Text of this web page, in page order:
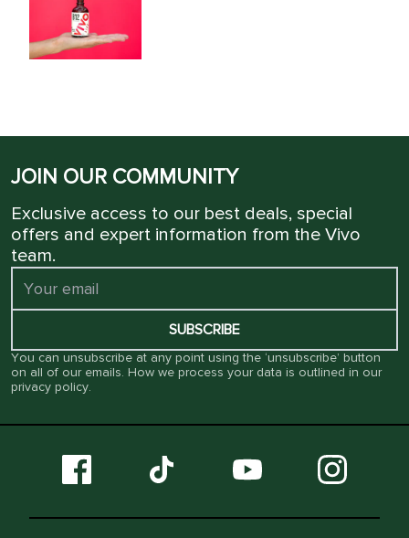
JOIN OUR COMMUNITY
Exclusive access to our best deals, special
offers and expert information from the Vivo
team.
SUBSCRIBE
You can unsubscribe at any point using the ‘unsubscribe’ button
on all of our emails. How we process your data is outlined in our
privacy policy.